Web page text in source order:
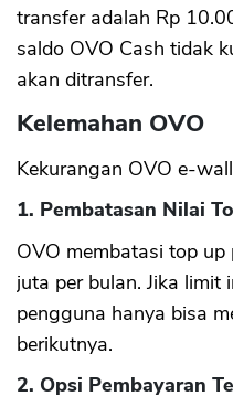
transfer adalah Rp
saldo OVO Cash tidak
akan ditransfer.
Kelemahan OVO
Kekurangan OVO e-
1. Pembatasan Nilai
OVO membatasi top
juta per bulan. Jika limit
pengguna hanya bisa
berikutnya.
2. Opsi Pembayaran